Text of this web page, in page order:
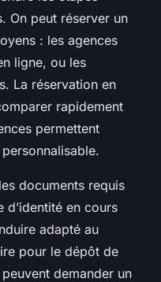
On peut réserver un
: les agences
ligne, ou les
La réservation en
rapidement
permettent
documents requis
d’identité en cours
adapté au
pour le dépôt de
demander un